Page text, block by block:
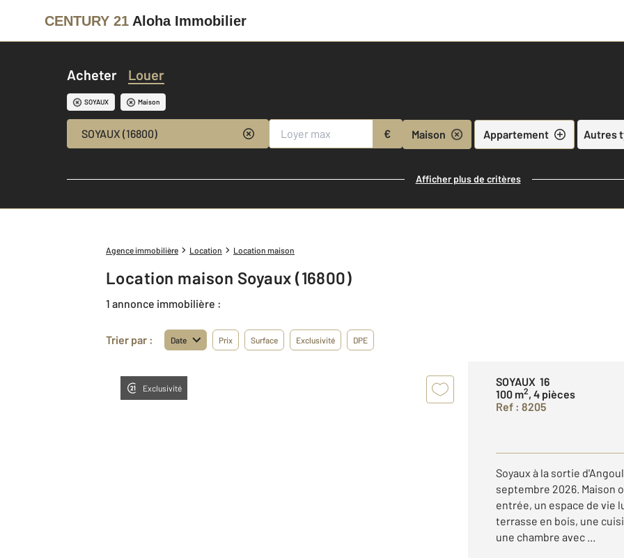
CENTURY 21 Aloha Immobilier
Acheter Louer
SOYAUX Maison
SOYAUX (16800) € Maison Appartement Autres
Afficher plus de critères
Agence immobilière Location Location maison
Location maison Soyaux (16800)
1 annonce immobilière :
Trier par : Date Prix Surface Exclusivité DPE
Exclusivité
SOYAUX 16
100 m2, 4 pièces
Ref : 8205
Soyaux à la sortie
septembre 2026. Maison
entrée, un espace de vie
terrasse en bois, une
une chambre avec ...